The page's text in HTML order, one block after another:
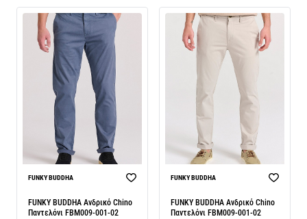
-48%
FUNKY BUDDHA
FUNKY BUDDHA Ανδρικό Chino
Παντελόνι FBM009-001-02
-48%
FUNKY BUDDHA
FUNKY BUDDHA Ανδρικό Chino
Παντελόνι FBM009-001-02